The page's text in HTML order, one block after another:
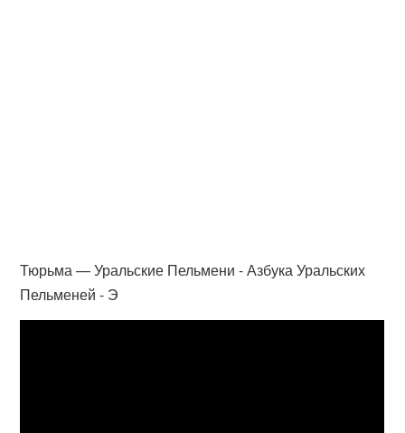
Тюрьма — Уральские Пельмени - Азбука Уральских
Пельменей - Э